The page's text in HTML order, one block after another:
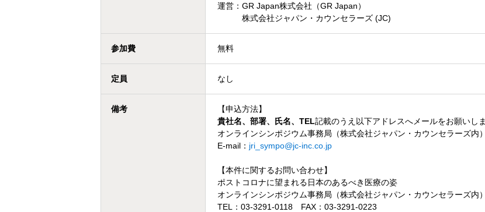
運営：GR Japan株式会社（GR Japan）
株式会社ジャパン・カウンセラーズ (JC)
参加費 無料
定員 なし
備考
【申込方法】
貴社名、部署、氏名、TEL記載のうえ以下アドレスへメールをお願いしま
オンラインシンポジウム事務局（株式会社ジャパン・カウンセラーズ内）
E-mail： jri_sympo@jc-inc.co.jp
【本件に関するお問い合わせ】
ポストコロナに望まれる日本のあるべき医療の姿
オンラインシンポジウム事務局（株式会社ジャパン・カウンセラーズ内）
TEL：03-3291-0118 FAX：03-3291-0223